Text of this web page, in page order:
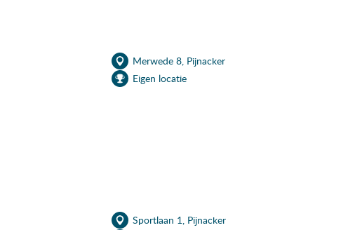
Merwede 8, Pijnacker
Eigen locatie
Sportlaan 1, Pijnacker